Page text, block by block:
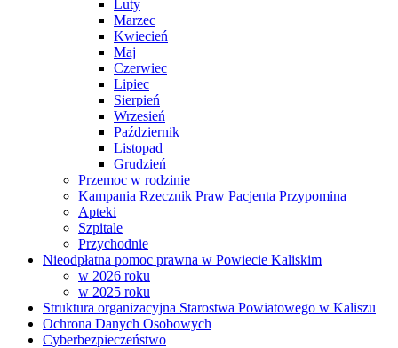
Luty
Marzec
Kwiecień
Maj
Czerwiec
Lipiec
Sierpień
Wrzesień
Październik
Listopad
Grudzień
Przemoc w rodzinie
Kampania Rzecznik Praw Pacjenta Przypomina
Apteki
Szpitale
Przychodnie
Nieodpłatna pomoc prawna w Powiecie Kaliskim
w 2026 roku
w 2025 roku
Struktura organizacyjna Starostwa Powiatowego w Kaliszu
Ochrona Danych Osobowych
Cyberbezpieczeństwo